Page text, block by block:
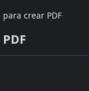
crear PDF